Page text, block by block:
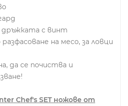
дръжката с винт
на месо, за ловци
да се почиства и
Chef's SET ножове от